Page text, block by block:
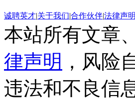
诚聘英才|关于我们|合作伙伴|法律声明
本站所有文章
律声明 ，风险
违法和不良信